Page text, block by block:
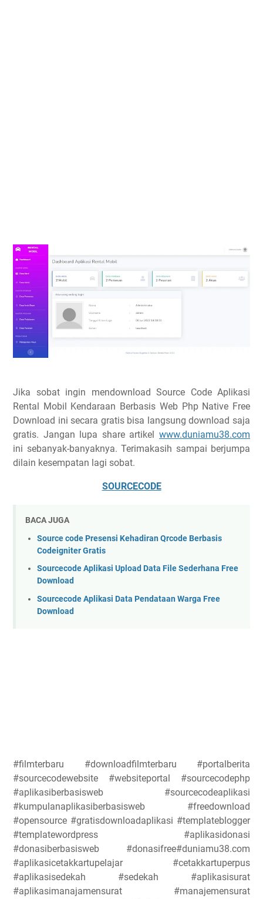
Jika sobat ingin mendownload Source Code Aplikasi
Rental Mobil Kendaraan Berbasis Web Php Native Free
Download ini secara gratis bisa langsung download saja
gratis. Jangan lupa share artikel www.duniamu38.com
ini sebanyak-banyaknya. Terimakasih sampai berjumpa
dilain kesempatan lagi sobat.
SOURCECODE
BACA JUGA
Source code Presensi Kehadiran Qrcode Berbasis
Codeigniter Gratis
Sourcecode Aplikasi Upload Data File Sederhana Free
Download
Sourcecode Aplikasi Data Pendataan Warga Free
Download
#filmterbaru #downloadfilmterbaru #portalberita
#sourcecodewebsite #websiteportal #sourcecodephp
#aplikasiberbasisweb #sourcecodeaplikasi
#kumpulanaplikasiberbasisweb #freedownload
#opensource #gratisdownloadaplikasi #templateblogger
#templatewordpress #aplikasidonasi
#donasiberbasisweb #donasifree#duniamu38.com
#aplikasicetakkartupelajar #cetakkartuperpus
#aplikasisedekah #sedekah #aplikasisurat
#aplikasimanajamensurat #manajemensurat